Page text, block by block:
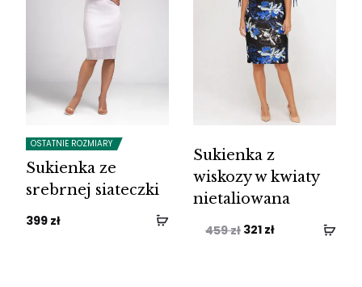
OSTATNIE ROZMIARY
Sukienka ze
srebrnej siateczki
399 zł
Sukienka z
wiskozy w kwiaty
nietaliowana
459zł Pierwotna
321 złAktualna